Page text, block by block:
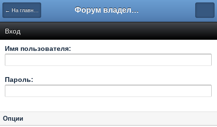
← На главную Форум владельцев интернет-магазинов
Вход
Имя пользователя:
Пароль:
Опции